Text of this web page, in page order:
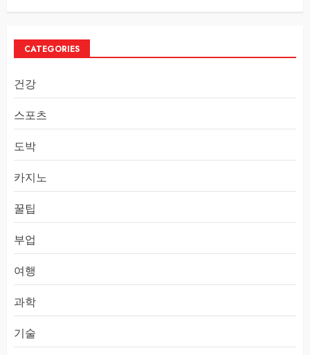
CATEGORIES
건강
스포츠
도박
카지노
꿀팁
부업
여행
과학
기술